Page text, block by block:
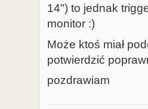
14") to jednak
monitor :)
Może ktoś miał
potwierdzić
pozdrawiam